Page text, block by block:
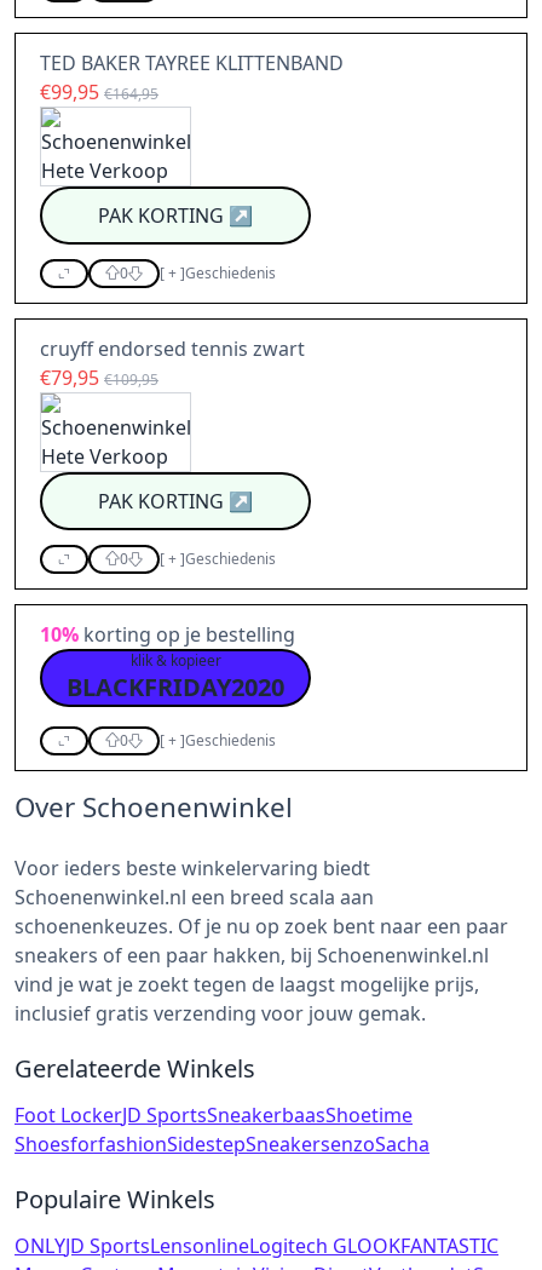
TED BAKER TAYREE KLITTENBAND
€99,95 €164,95
PAK KORTING ↗
0 [+]Geschiedenis
cruyff endorsed tennis zwart
€79,95 €109,95
PAK KORTING ↗
0 [+]Geschiedenis
10% korting op je bestelling
klik & kopieer
BLACKFRIDAY2020
0 [+]Geschiedenis
Over Schoenenwinkel
Voor ieders beste winkelervaring biedt
Schoenenwinkel.nl een breed scala aan
schoenenkeuzes. Of je nu op zoek bent naar een paar
sneakers of een paar hakken, bij Schoenenwinkel.nl
vind je wat je zoekt tegen de laagst mogelijke prijs,
inclusief gratis verzending voor jouw gemak.
Gerelateerde Winkels
Foot LockerJD SportsSneakerbaasShoetime
ShoesforfashionSidestepSneakersenzoSacha
Populaire Winkels
ONLYJD SportsLensonlineLogitech GLOOKFANTASTIC